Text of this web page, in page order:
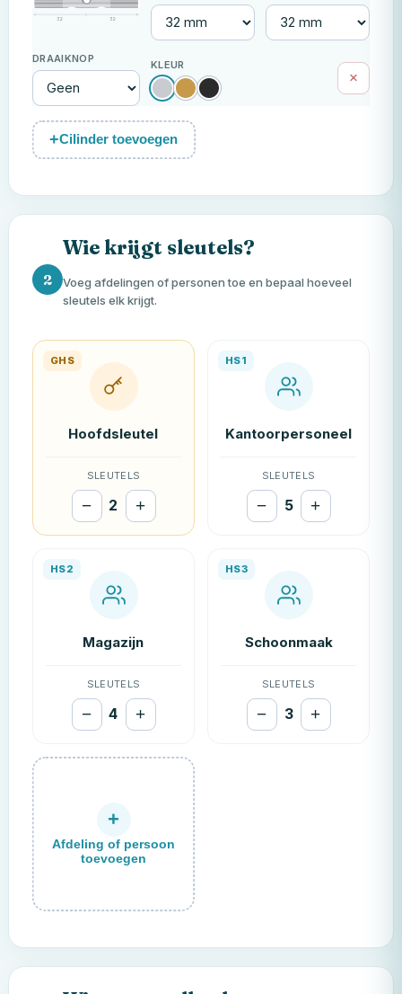
32 32
×
+Cilinder toevoegen
2
Wie krijgt sleutels?
Voeg afdelingen of personen toe en bepaal hoeveel
sleutels elk krijgt.
GHS
SLEUTELS
− 2 +
HS1
SLEUTELS
− 5 +
HS2
SLEUTELS
− 4 +
HS3
SLEUTELS
− 3 +
+
Afdeling of persoon
toevoegen